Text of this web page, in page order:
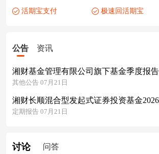
活期宝支付 极速回活期宝
公告 资讯
湘财基金管理有限公司旗下基金季度报
其他公告 07月21日
湘财长顺混合型发起式证券投资基金
定期报告 07月21日
讨论 问答